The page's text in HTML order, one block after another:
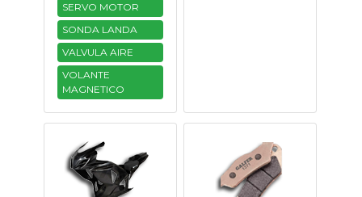
SERVO MOTOR
SONDA LANDA
VALVULA AIRE
VOLANTE
MAGNETICO